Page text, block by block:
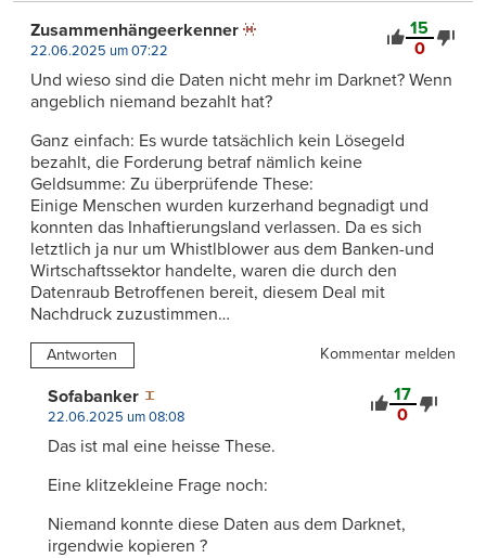
15
0
Zusammenhängeerkenner
22.06.2025 um 07:22
Und wieso sind die Daten nicht mehr im Darknet? Wenn
angeblich niemand bezahlt hat?
Ganz einfach: Es wurde tatsächlich kein Lösegeld
bezahlt, die Forderung betraf nämlich keine
Geldsumme: Zu überprüfende These:
Einige Menschen wurden kurzerhand begnadigt und
konnten das Inhaftierungsland verlassen. Da es sich
letztlich ja nur um Whistlblower aus dem Banken-und
Wirtschaftssektor handelte, waren die durch den
Datenraub Betroffenen bereit, diesem Deal mit
Nachdruck zuzustimmen…
Antworten Kommentar melden
17
0
Sofabanker
22.06.2025 um 08:08
Das ist mal eine heisse These.
Eine klitzekleine Frage noch:
Niemand konnte diese Daten aus dem Darknet,
irgendwie kopieren ?